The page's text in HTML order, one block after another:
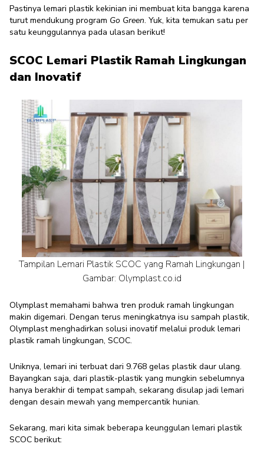
Pastinya lemari plastik kekinian ini membuat kita bangga karena
turut mendukung program Go Green. Yuk, kita temukan satu per
satu keunggulannya pada ulasan berikut!
SCOC Lemari Plastik Ramah Lingkungan
dan Inovatif
Tampilan Lemari Plastik SCOC yang Ramah Lingkungan |
Gambar: Olymplast.co.id
Olymplast memahami bahwa tren produk ramah lingkungan
makin digemari. Dengan terus meningkatnya isu sampah plastik,
Olymplast menghadirkan solusi inovatif melalui produk lemari
plastik ramah lingkungan, SCOC.
Uniknya, lemari ini terbuat dari 9.768 gelas plastik daur ulang.
Bayangkan saja, dari plastik-plastik yang mungkin sebelumnya
hanya berakhir di tempat sampah, sekarang disulap jadi lemari
dengan desain mewah yang mempercantik hunian.
Sekarang, mari kita simak beberapa keunggulan lemari plastik
SCOC berikut: